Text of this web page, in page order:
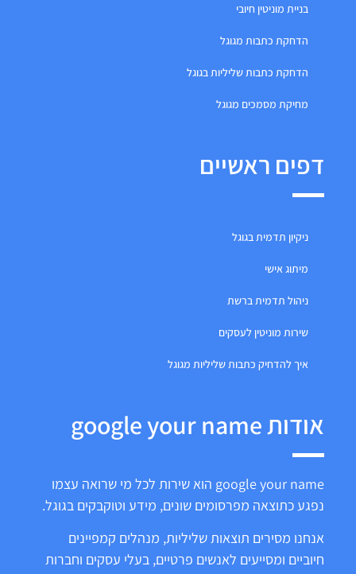
בניית מוניטין חיובי
הדחקת כתבות מגוגל
הדחקת כתבות שליליות בגוגל
מחיקת מסמכים מגוגל
דפים ראשיים
ניקיון תדמית בגוגל
מיתוג אישי
ניהול תדמית ברשת
שירות מוניטין לעסקים
איך להדחיק כתבות שליליות מגוגל
אודות google your name
google your name הוא שירות לכל מי שרואה עצמו
נפגע כתוצאה מפרסומים שונים, מידע וטוקבקים בגוגל.
אנחנו מסירים תוצאות שליליות, מנהלים קמפיינים
חיוביים ומסייעים לאנשים פרטיים, בעלי עסקים וחברות